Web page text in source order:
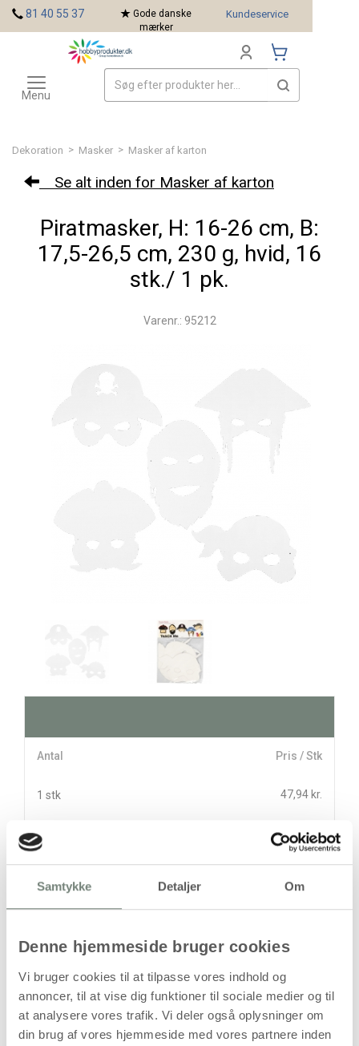
Samtykke Detaljer Om
Denne hjemmeside bruger cookies
Vi bruger cookies til at tilpasse vores indhold og
annoncer, til at vise dig funktioner til sociale medier og til
at analysere vores trafik. Vi deler også oplysninger om
din brug af vores hjemmeside med vores partnere inden
Dekoration > Masker > Masker af karton
Se alt inden for Masker af karton
Piratmasker, H: 16-26 cm, B:
17,5-26,5 cm, 230 g, hvid, 16
stk./ 1 pk.
Varenr.: 95212
Antal Pris / Stk
1 stk 47,94 kr.
47,94
kr.ekskl. moms)
Læg i kurven
Din bestilling er først bindende,
når vi har bekræftet din ordre.
81 40 55 37
Gode danske
mærker
Kundeservice
Toggle
navigation
Menu
Mærker